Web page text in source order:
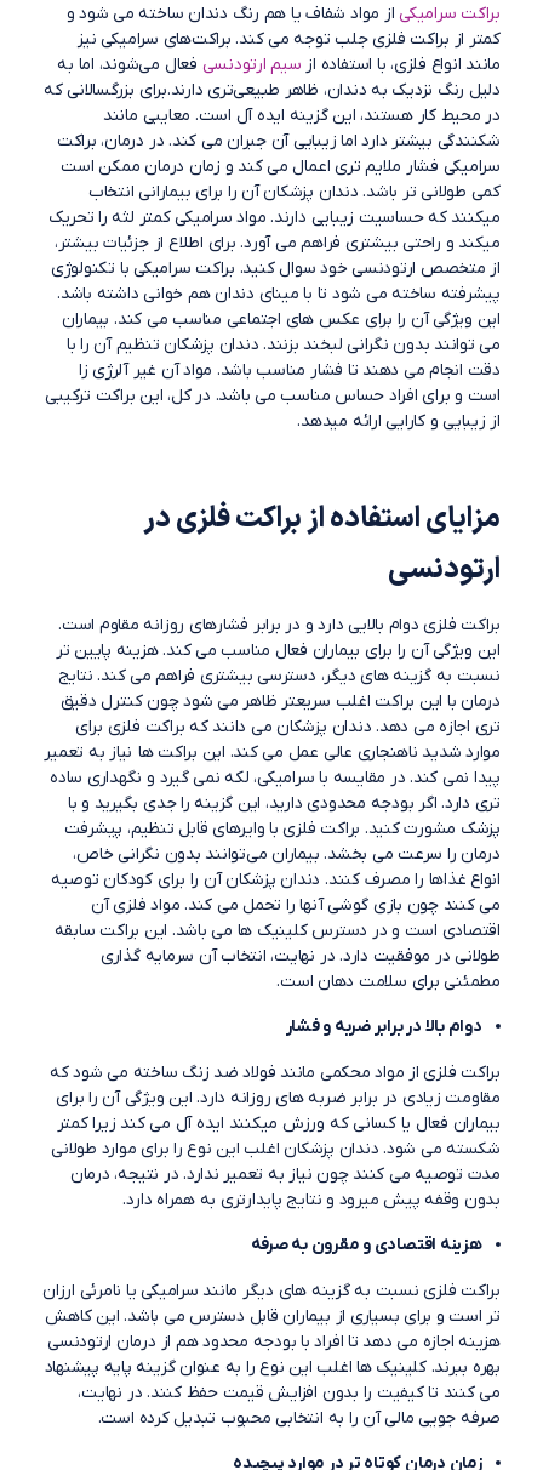
براکت سرامیکیاز مواد شفاف یا هم رنگ دندان ساخته می شود و
کمتر از براکت فلزی جلب توجه می کند. براکت‌های سرامیکی نیز
مانند انواع فلزی، با استفاده از سیم ارتودنسی فعال می‌شوند، اما به
دلیل رنگ نزدیک به دندان، ظاهر طبیعی‌تری دارند.برای بزرگسالانی که
در محیط کار هستند، این گزینه ایده آل است. معایبی مانند
شکنندگی بیشتر دارد اما زیبایی آن جبران می کند. در درمان، براکت
سرامیکی فشار ملایم تری اعمال می کند و زمان درمان ممکن است
کمی طولانی تر باشد. دندان پزشکان آن را برای بیمارانی انتخاب
میکنند که حساسیت زیبایی دارند. مواد سرامیکی کمتر لثه را تحریک
میکند و راحتی بیشتری فراهم می آورد. برای اطلاع از جزئیات بیشتر،
از متخصص ارتودنسی خود سوال کنید. براکت سرامیکی با تکنولوژی
پیشرفته ساخته می شود تا با مینای دندان هم خوانی داشته باشد.
این ویژگی آن را برای عکس های اجتماعی مناسب می کند. بیماران
می توانند بدون نگرانی لبخند بزنند. دندان پزشکان تنظیم آن را با
دقت انجام می دهند تا فشار مناسب باشد. مواد آن غیر آلرژی زا
است و برای افراد حساس مناسب می باشد. در کل، این براکت ترکیبی
از زیبایی و کارایی ارائه میدهد.
مزایای استفاده از براکت فلزی در
ارتودنسی
براکت فلزی دوام بالایی دارد و در برابر فشارهای روزانه مقاوم است.
این ویژگی آن را برای بیماران فعال مناسب می کند. هزینه پایین تر
نسبت به گزینه های دیگر، دسترسی بیشتری فراهم می کند. نتایج
درمان با این براکت اغلب سریعتر ظاهر می شود چون کنترل دقیق
تری اجازه می دهد. دندان پزشکان می دانند که براکت فلزی برای
موارد شدید ناهنجاری عالی عمل می کند. این براکت ها نیاز به تعمیر
پیدا نمی کند. در مقایسه با سرامیکی، لکه نمی گیرد و نگهداری ساده
تری دارد. اگر بودجه محدودی دارید، این گزینه را جدی بگیرید و با
پزشک مشورت کنید. براکت فلزی با وایرهای قابل تنظیم، پیشرفت
درمان را سرعت می بخشد. بیماران می‌توانند بدون نگرانی خاص،
انواع غذاها را مصرف کنند. دندان پزشکان آن را برای کودکان توصیه
می کنند چون بازی گوشی آنها را تحمل می کند. مواد فلزی آن
اقتصادی است و در دسترس کلینیک ها می باشد. این براکت سابقه
طولانی در موفقیت دارد. در نهایت، انتخاب آن سرمایه گذاری
مطمئنی برای سلامت دهان است.
دوام بالا در برابر ضربه و فشار
براکت فلزی از مواد محکمی مانند فولاد ضد زنگ ساخته می شود که
مقاومت زیادی در برابر ضربه های روزانه دارد. این ویژگی آن را برای
بیماران فعال یا کسانی که ورزش میکنند ایده آل می کند زیرا کمتر
شکسته می شود. دندان پزشکان اغلب این نوع را برای موارد طولانی
مدت توصیه می کنند چون نیاز به تعمیر ندارد. در نتیجه، درمان
بدون وقفه پیش میرود و نتایج پایدارتری به همراه دارد.
هزینه اقتصادی و مقرون به صرفه
براکت فلزی نسبت به گزینه های دیگر مانند سرامیکی یا نامرئی ارزان
تر است و برای بسیاری از بیماران قابل دسترس می باشد. این کاهش
هزینه اجازه می دهد تا افراد با بودجه محدود هم از درمان ارتودنسی
بهره ببرند. کلینیک ها اغلب این نوع را به عنوان گزینه پایه پیشنهاد
می کنند تا کیفیت را بدون افزایش قیمت حفظ کنند. در نهایت،
صرفه جویی مالی آن را به انتخابی محبوب تبدیل کرده است.
زمان درمان کوتاه تر در موارد پیچیده